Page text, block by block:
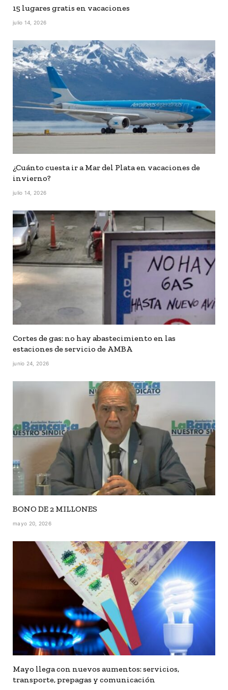
15 lugares gratis en vacaciones
julio 14, 2026
¿Cuánto cuesta ir a Mar del Plata en vacaciones de
invierno?
julio 14, 2026
Cortes de gas: no hay abastecimiento en las
estaciones de servicio de AMBA
junio 24, 2026
BONO DE 2 MILLONES
mayo 20, 2026
Mayo llega con nuevos aumentos: servicios,
transporte, prepagas y comunicación